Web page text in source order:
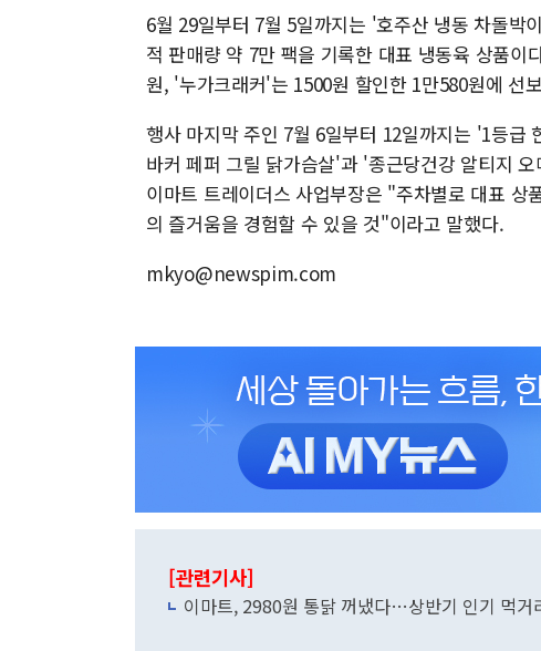
6월 29일부터 7월 5일까지는 '호주산 냉동 차돌박
적 판매량 약 7만 팩을 기록한 대표 냉동육 상품
원, '누가크래커'는 1500원 할인한 1만580원에 선
행사 마지막 주인 7월 6일부터 12일까지는 '1등급
바커 페퍼 그릴 닭가슴살'과 '종근당건강 알티지
이마트 트레이더스 사업부장은 "주차별로 대표 상
의 즐거움을 경험할 수 있을 것"이라고 말했다.
mkyo@newspim.com
[관련기사]
이마트, 2980원 통닭 꺼냈다…상반기 인기 먹거